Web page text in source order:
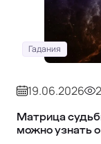
Гадания
19.06.2026
Матрица
можно узнать